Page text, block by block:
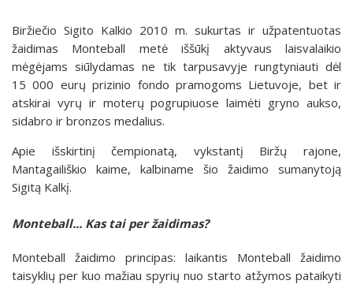
Biržiečio Sigito Kalkio 2010 m. sukurtas ir užpatentuotas
žaidimas Monteball metė iššūkį aktyvaus laisvalaikio
mėgėjams siūlydamas ne tik tarpusavyje rungtyniauti dėl
15 000 eurų prizinio fondo pramogoms Lietuvoje, bet ir
atskirai vyrų ir moterų pogrupiuose laimėti gryno aukso,
sidabro ir bronzos medalius.
Apie išskirtinį čempionatą, vykstantį Biržų rajone,
Mantagailiškio kaime, kalbiname šio žaidimo sumanytoją
Sigitą Kalkį.
Monteball... Kas tai per žaidimas?
Monteball žaidimo principas: laikantis Monteball žaidimo
taisyklių per kuo mažiau spyrių nuo starto atžymos pataikyti